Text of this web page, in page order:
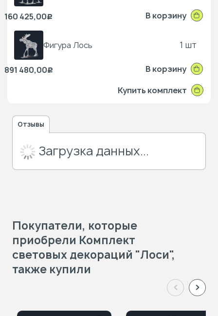
В корзину
160 425,00Р
Фигура Лось 1 шт
В корзину
891 480,00Р
Купить комплект
Отзывы
Загрузка данных...
Покупатели, которые
приобрели Комплект
световых декораций "Лоси",
также купили